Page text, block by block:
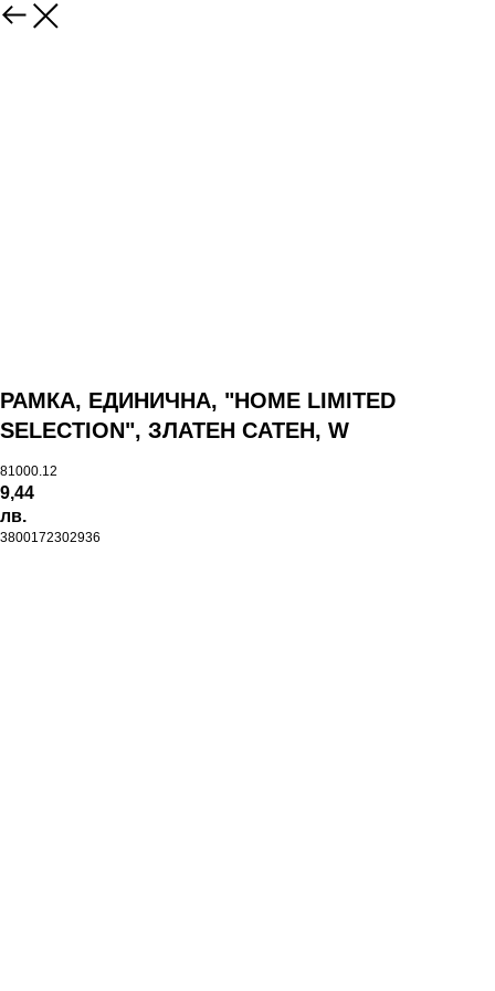
РАМКА, ЕДИНИЧНА, "HOME LIMITED
SELECTION", ЗЛАТЕН САТЕН, W
81000.12
9,44
лв.
3800172302936